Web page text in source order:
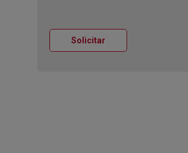
Solicitar